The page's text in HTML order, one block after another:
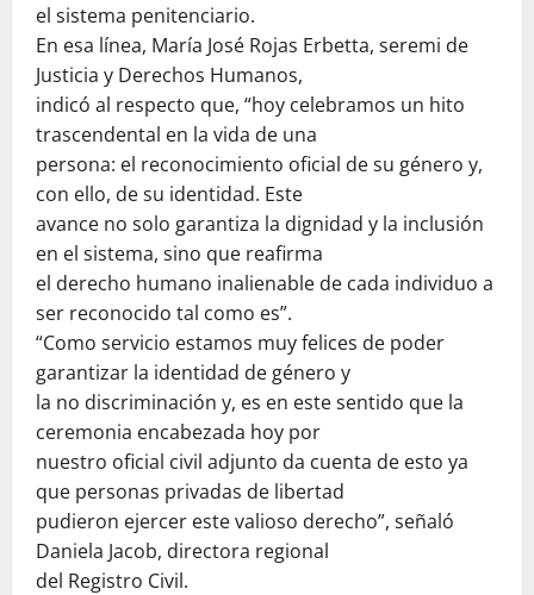
el sistema penitenciario.
En esa línea, María José Rojas Erbetta, seremi de
Justicia y Derechos Humanos,
indicó al respecto que, “hoy celebramos un hito
trascendental en la vida de una
persona: el reconocimiento oficial de su género y,
con ello, de su identidad. Este
avance no solo garantiza la dignidad y la inclusión
en el sistema, sino que reafirma
el derecho humano inalienable de cada individuo a
ser reconocido tal como es”.
“Como servicio estamos muy felices de poder
garantizar la identidad de género y
la no discriminación y, es en este sentido que la
ceremonia encabezada hoy por
nuestro oficial civil adjunto da cuenta de esto ya
que personas privadas de libertad
pudieron ejercer este valioso derecho”, señaló
Daniela Jacob, directora regional
del Registro Civil.